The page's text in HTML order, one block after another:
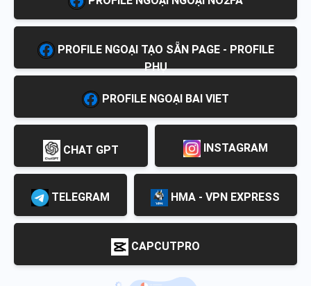
PROFILE NGOẠI TẠO SẴN PAGE - PROFILE
PHỤ
PROFILE NGOẠI BAI VIET
CHAT GPT INSTAGRAM
TELEGRAM HMA - VPN EXPRESS
CAPCUTPRO